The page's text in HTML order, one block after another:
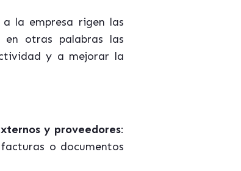
la empresa rigen las
en otras palabras las
y a mejorar la
y proveedores:
o documentos